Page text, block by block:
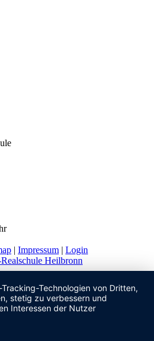
| Impressum | Login
Heilbronn
Technologien von Dritten,
stetig zu verbessern und
Interessen der Nutzer